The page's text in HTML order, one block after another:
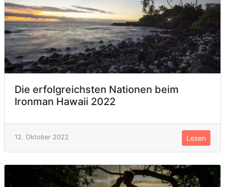
Die erfolgreichsten Nationen beim
Ironman Hawaii 2022
12. Oktober 2022 Lesen